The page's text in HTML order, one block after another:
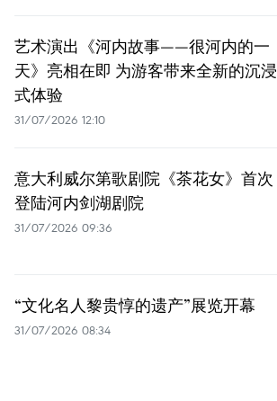
艺术演出《河内故事——很河内的一
天》亮相在即 为游客带来全新的沉浸
式体验
31/07/2026 12:10
意大利威尔第歌剧院《茶花女》首次
登陆河内剑湖剧院
31/07/2026 09:36
“文化名人黎贵惇的遗产”展览开幕
31/07/2026 08:34